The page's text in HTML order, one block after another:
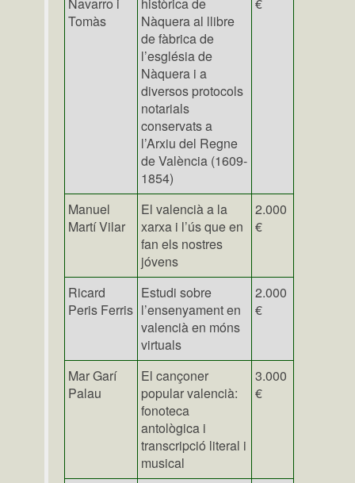
Tomàs
Nàquera al llibre
de fàbrica de
l’església de
Nàquera i a
diversos protocols
notarials
conservats a
l’Arxiu del Regne
de València (1609-
1854)
Manuel
Martí Vilar
El valencià a la
xarxa i l’ús que en
fan els nostres
jóvens
2.000
€
Ricard
Peris Ferris
Estudi sobre
l’ensenyament en
valencià en móns
virtuals
2.000
€
Mar Garí
Palau
El cançoner
popular valencià:
fonoteca
antològica i
transcripció literal i
musical
3.000
€